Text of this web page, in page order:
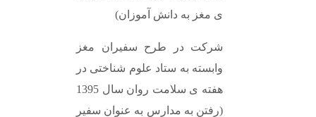
ی مغز به دانش آموزان)
شرکت در طرح سفیران مغز
وابسته به ستاد علوم شناختی در
هفته ی سلامت روان سال 1395
(رفتن به مدارس به عنوان سفیر